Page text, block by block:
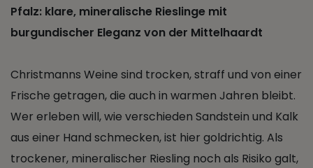
Pfalz: klare, mineralische Rieslinge mit
burgundischer Eleganz von der Mittelhaardt
Christmanns Weine sind trocken, straff und von einer
Frische getragen, die auch in warmen Jahren bleibt.
Wer erleben will, wie verschieden Sandstein und Kalk
aus einer Hand schmecken, ist hier goldrichtig. Als
trockener, mineralischer Riesling noch als Risiko galt,